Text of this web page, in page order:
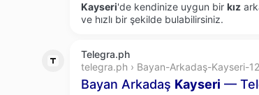
Kayseri'de kendinize uygun bir kız
ve hızlı bir şekilde bulabilirsiniz.
Telegra.ph
telegra.ph › Bayan-Arkadaş-Kayseri-
Bayan Arkadaş Kayseri —